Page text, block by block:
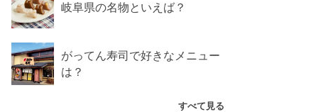
岐阜県の名物といえば？
がってん寿司で好きなメニュー
は？
すべて見る